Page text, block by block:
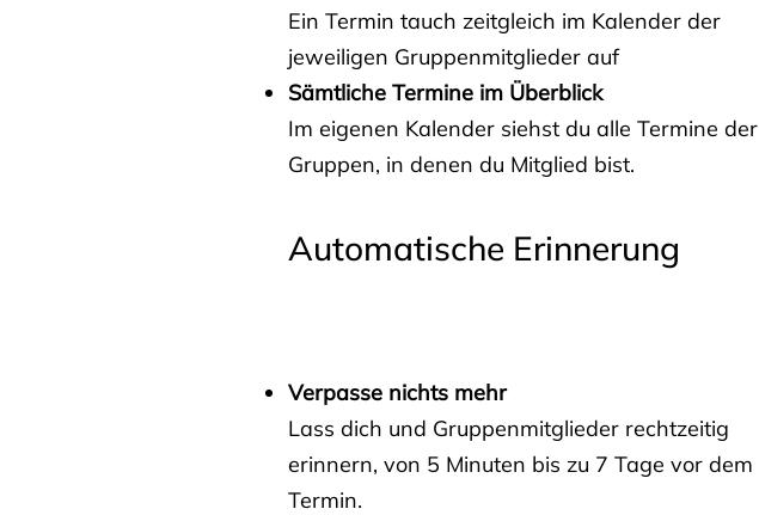
Ein Termin tauch zeitgleich im Kalender der
jeweiligen Gruppenmitglieder auf
Sämtliche Termine im Überblick
Im eigenen Kalender siehst du alle Termine der
Gruppen, in denen du Mitglied bist.
Automatische Erinnerung
Verpasse nichts mehr
Lass dich und Gruppenmitglieder rechtzeitig
erinnern, von 5 Minuten bis zu 7 Tage vor dem
Termin.